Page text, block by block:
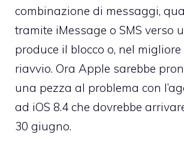
combinazione di messaggi,
tramite iMessage o SMS verso
produce il blocco o, nel migliore
riavvio. Ora Apple sarebbe
una pezza al problema con
ad iOS 8.4 che dovrebbe
30 giugno.